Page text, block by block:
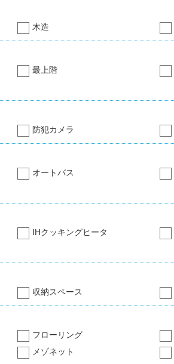
木造
最上階
防犯カメラ
オートバス
IHクッキングヒータ
収納スペース
フローリング
メゾネット